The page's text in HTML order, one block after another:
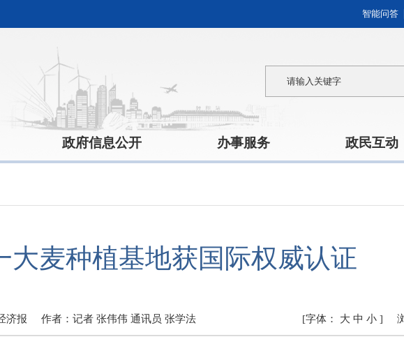
智能问答
政府信息公开 办事服务 政民互动
大麦种植基地获国际权威认证
济报 作者： 记者 张伟伟 通讯员 张学法 [字体： 大 中 小 ]